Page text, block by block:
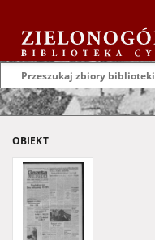
OBIEKT